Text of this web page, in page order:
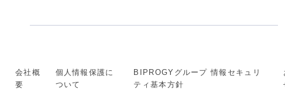
会社概
要
個人情報保護に
ついて
BIPROGYグループ 情報セキュリ
ティ基本方針